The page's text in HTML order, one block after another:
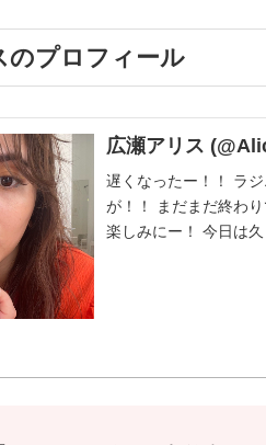
のプロフィール
広瀬アリス
遅くなったー！！ ラ
が！！ まだまだ終わ
楽しみにー！ 今日は